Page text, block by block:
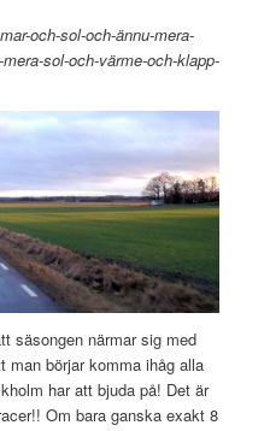
och-sol-och-ännu-mera-
sol-och-värme-och-klapp-
säsongen närmar sig med
man börjar komma ihåg alla
har att bjuda på! Det är
Om bara ganska exakt 8